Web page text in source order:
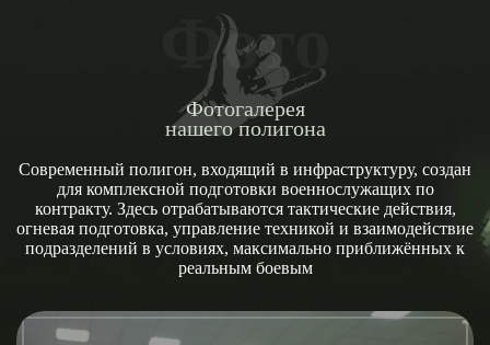
Фото
Фотогалерея
нашего полигона
Современный полигон, входящий в инфраструктуру, создан
для комплексной подготовки военнослужащих по
контракту. Здесь отрабатываются тактические действия,
огневая подготовка, управление техникой и взаимодействие
подразделений в условиях, максимально приближённых к
реальным боевым